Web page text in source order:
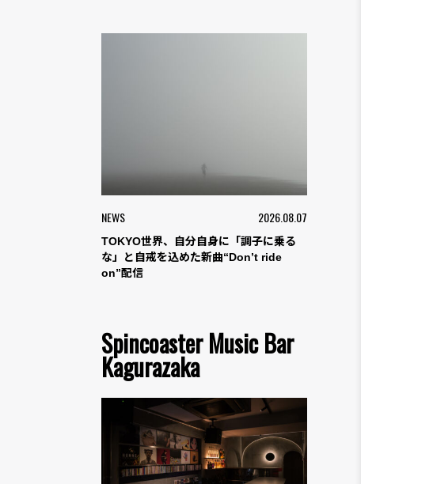
NEWS 2026.08.07
TOKYO世界、自分自身に「調子に乗る
な」と自戒を込めた新曲“Don’t ride
on”配信
Spincoaster Music Bar
Kagurazaka